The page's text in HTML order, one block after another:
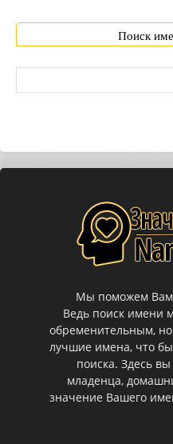
Поиск
Мы поможем Вам
Ведь поиск имени
обременительным,
лучшие имена, что
поиска. Здесь
младенца,
значение Вашего